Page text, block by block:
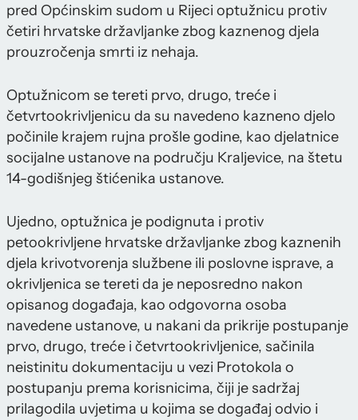
pred Općinskim sudom u Rijeci optužnicu protiv
četiri hrvatske državljanke zbog kaznenog djela
prouzročenja smrti iz nehaja.
Optužnicom se tereti prvo, drugo, treće i
četvrtookrivljenicu da su navedeno kazneno djelo
počinile krajem rujna prošle godine, kao djelatnice
socijalne ustanove na području Kraljevice, na štetu
14-godišnjeg štićenika ustanove.
Ujedno, optužnica je podignuta i protiv
petookrivljene hrvatske državljanke zbog kaznenih
djela krivotvorenja službene ili poslovne isprave, a
okrivljenica se tereti da je neposredno nakon
opisanog događaja, kao odgovorna osoba
navedene ustanove, u nakani da prikrije postupanje
prvo, drugo, treće i četvrtookrivljenice, sačinila
neistinitu dokumentaciju u vezi Protokola o
postupanju prema korisnicima, čiji je sadržaj
prilagodila uvjetima u kojima se događaj odvio i